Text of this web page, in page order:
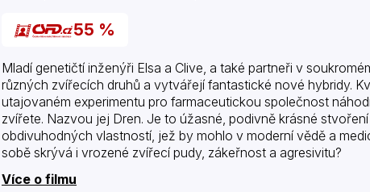
55 %
Mladí genetičtí inženýři Elsa a Clive, a také partneři v
různých zvířecích druhů a vytvářejí fantastické nové hybridy.
utajovaném experimentu pro farmaceutickou společnost
zvířete. Nazvou jej Dren. Je to úžasné, podivně krásné
obdivuhodných vlastností, jež by mohlo v moderní vědě a
sobě skrývá i vrozené zvířecí pudy, zákeřnost a agresivitu?
Více o filmu